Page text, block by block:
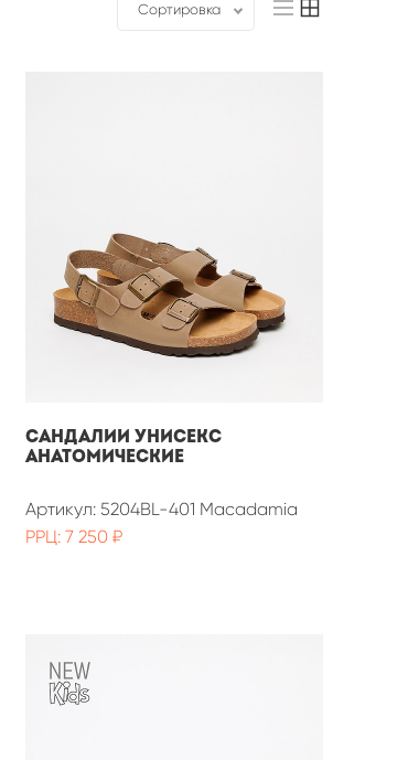
Сортировка
Сандалии унисекс
анатомические
Артикул: 5204BL-401 Macadamia
РРЦ: 7 250 ₽